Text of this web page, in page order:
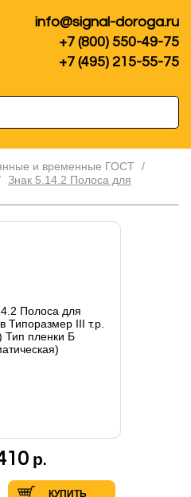
info@signal-doroga.ru
+7 (800) 550-49-75
+7 (495) 215-55-75
и временные ГОСТ /
Знак 5.14.2 Полоса для
р.
КУПИТЬ